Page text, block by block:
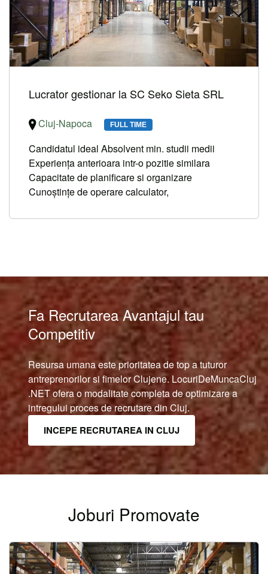
Lucrator gestionar la SC Seko Sieta SRL
Cluj-Napoca FULL TIME
Candidatul ideal Absolvent min. studii medii
Experiența anterioara intr-o pozitie similara
Capacitate de planificare si organizare
Cunoştinţe de operare calculator,
Fa Recrutarea Avantajul tau
Competitiv
Resursa umana este prioritatea de top a tuturor
antreprenorilor si fimelor Clujene. LocuriDeMuncaCluj
.NET ofera o modalitate completa de optimizare a
intregului proces de recrutare din Cluj.
INCEPE RECRUTAREA IN CLUJ
Joburi Promovate